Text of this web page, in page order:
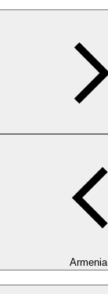
Armenia